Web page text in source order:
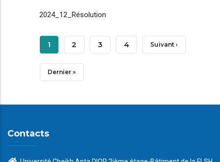
2024_12_Résolution
Pagination
Page
Courante
1 Page
2 Page
3 Page
4 Page
Suivant ›
Dernière
Dernier »
Contacts